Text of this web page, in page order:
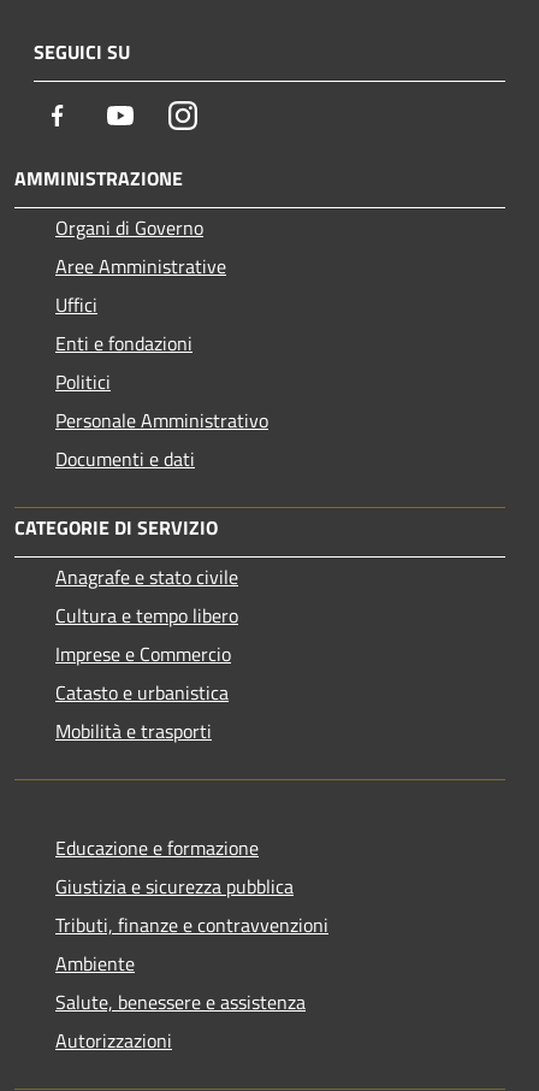
SEGUICI SU
Facebook YoutubeInstagram
AMMINISTRAZIONE
Organi di Governo
Aree Amministrative
Uffici
Enti e fondazioni
Politici
Personale Amministrativo
Documenti e dati
CATEGORIE DI SERVIZIO
Anagrafe e stato civile
Cultura e tempo libero
Imprese e Commercio
Catasto e urbanistica
Mobilità e trasporti
Educazione e formazione
Giustizia e sicurezza pubblica
Tributi, finanze e contravvenzioni
Ambiente
Salute, benessere e assistenza
Autorizzazioni